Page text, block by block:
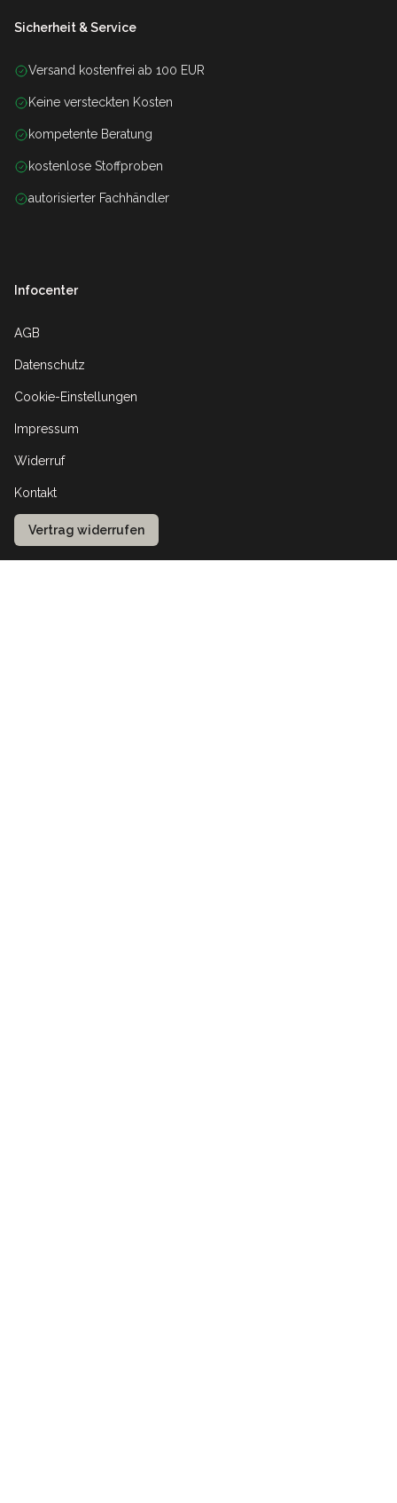
Sicherheit & Service
Versand kostenfrei ab 100 EUR
Keine versteckten Kosten
kompetente Beratung
kostenlose Stoffproben
autorisierter Fachhändler
Infocenter
AGB
Datenschutz
Cookie-Einstellungen
Impressum
Widerruf
Kontakt
Vertrag widerrufen